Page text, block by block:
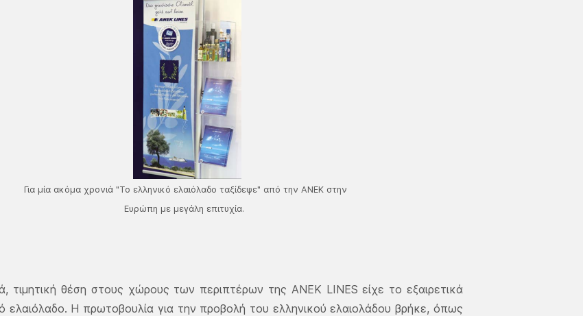
Για μία ακόμα χρονιά "Το ελληνικό ελαιόλαδο ταξίδεψε" από την ΑΝΕΚ στην
Ευρώπη με μεγάλη επιτυχία.
τιμητική θέση στους χώρους των περιπτέρων της ΑΝΕΚ LINES είχε το εξαιρετικά
ελαιόλαδο. Η πρωτοβουλία για την προβολή του ελληνικού ελαιολάδου βρήκε, όπως